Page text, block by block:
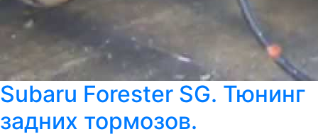
Subaru Forester SG. Тюнинг
задних тормозов.